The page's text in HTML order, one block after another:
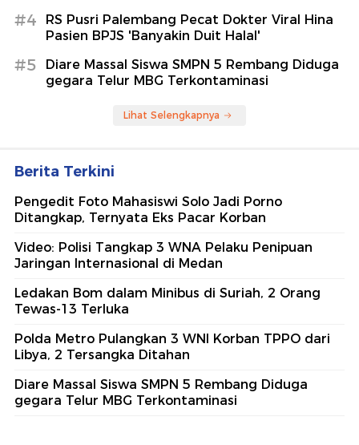
#4
RS Pusri Palembang Pecat Dokter Viral Hina
Pasien BPJS 'Banyakin Duit Halal'
#5
Diare Massal Siswa SMPN 5 Rembang Diduga
gegara Telur MBG Terkontaminasi
Lihat Selengkapnya
Berita Terkini
Pengedit Foto Mahasiswi Solo Jadi Porno
Ditangkap, Ternyata Eks Pacar Korban
Video: Polisi Tangkap 3 WNA Pelaku Penipuan
Jaringan Internasional di Medan
Ledakan Bom dalam Minibus di Suriah, 2 Orang
Tewas-13 Terluka
Polda Metro Pulangkan 3 WNI Korban TPPO dari
Libya, 2 Tersangka Ditahan
Diare Massal Siswa SMPN 5 Rembang Diduga
gegara Telur MBG Terkontaminasi